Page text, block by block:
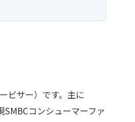
ビサー）です。主に
コンシューマーファ